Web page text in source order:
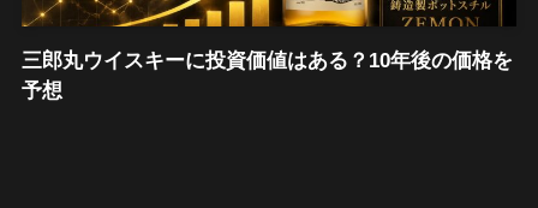
三郎丸ウイスキーに投資価値はある？10年後の価格を
予想